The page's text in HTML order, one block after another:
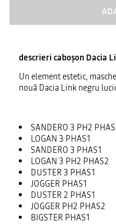
descrieri caboşon Dacia
Un element estetic,
nouă Dacia Link negru
SANDERO 3 PH2
LOGAN 3 PHAS1
SANDERO 3 PHAS1
LOGAN 3 PH2 PHAS2
DUSTER 3 PHAS1
JOGGER PHAS1
DUSTER 2 PHAS1
JOGGER PH2 PHAS2
BIGSTER PHAS1